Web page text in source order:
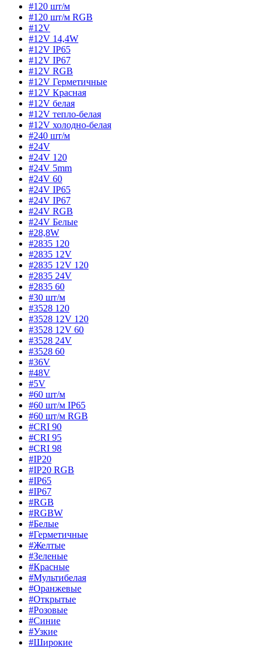
#120 шт/м
#120 шт/м RGB
#12V
#12V 14,4W
#12V IP65
#12V IP67
#12V RGB
#12V Герметичные
#12V Красная
#12V белая
#12V тепло-белая
#12V холодно-белая
#240 шт/м
#24V
#24V 120
#24V 5mm
#24V 60
#24V IP65
#24V IP67
#24V RGB
#24V Белые
#28,8W
#2835 120
#2835 12V
#2835 12V 120
#2835 24V
#2835 60
#30 шт/м
#3528 120
#3528 12V 120
#3528 12V 60
#3528 24V
#3528 60
#36V
#48V
#5V
#60 шт/м
#60 шт/м IP65
#60 шт/м RGB
#CRI 90
#CRI 95
#CRI 98
#IP20
#IP20 RGB
#IP65
#IP67
#RGB
#RGBW
#Белые
#Герметичные
#Желтые
#Зеленые
#Красные
#Мультибелая
#Оранжевые
#Открытые
#Розовые
#Синие
#Узкие
#Широкие